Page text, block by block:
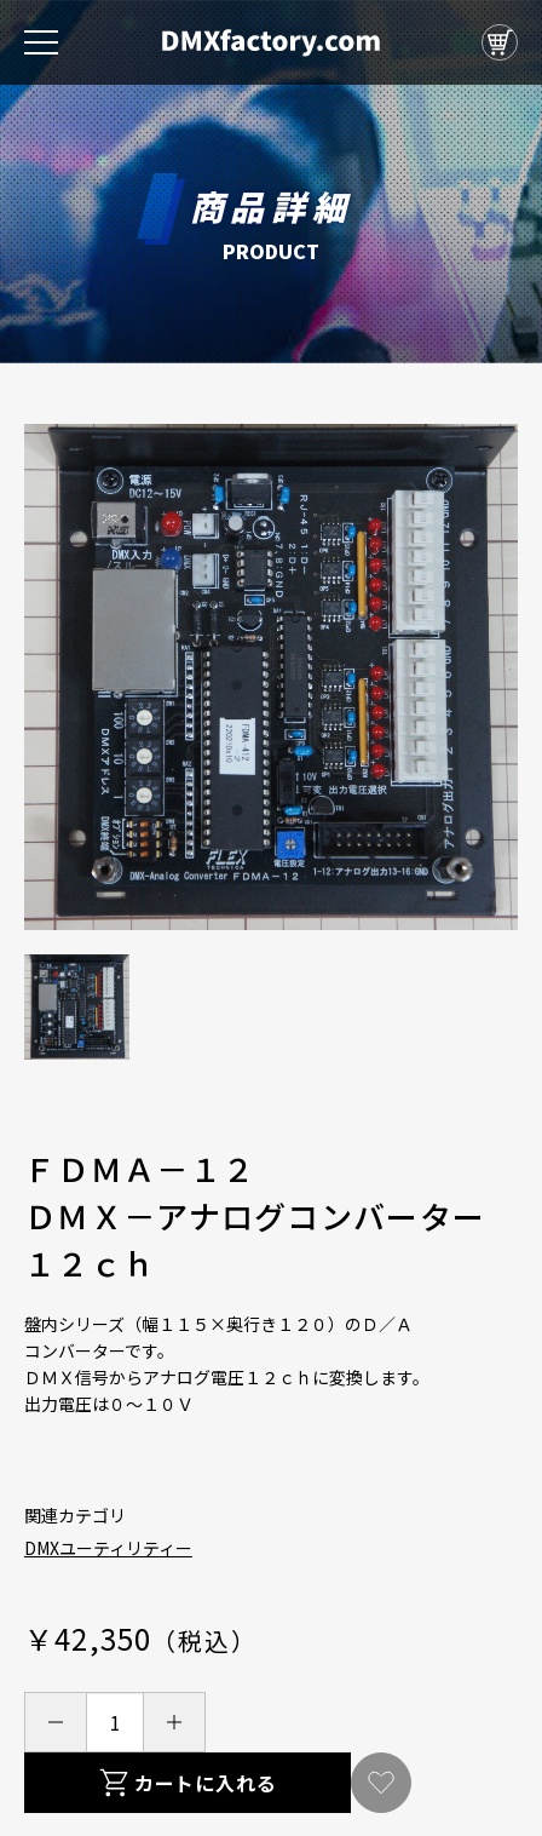
商品詳細
PRODUCT
ＦＤＭＡ－１２
ＤＭＸ－アナログコンバーター
１２ｃｈ
盤内シリーズ（幅１１５×奥行き１２０）のＤ／Ａ
コンバーターです。
ＤＭＸ信号からアナログ電圧１２ｃｈに変換します。
出力電圧は０～１０Ｖ
関連カテゴリ
DMXユーティリティー
￥42,350 （税込）
カートに入れる